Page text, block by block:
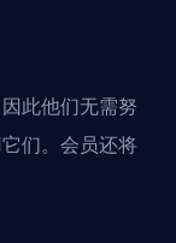
此他们无需努
们。会员还将